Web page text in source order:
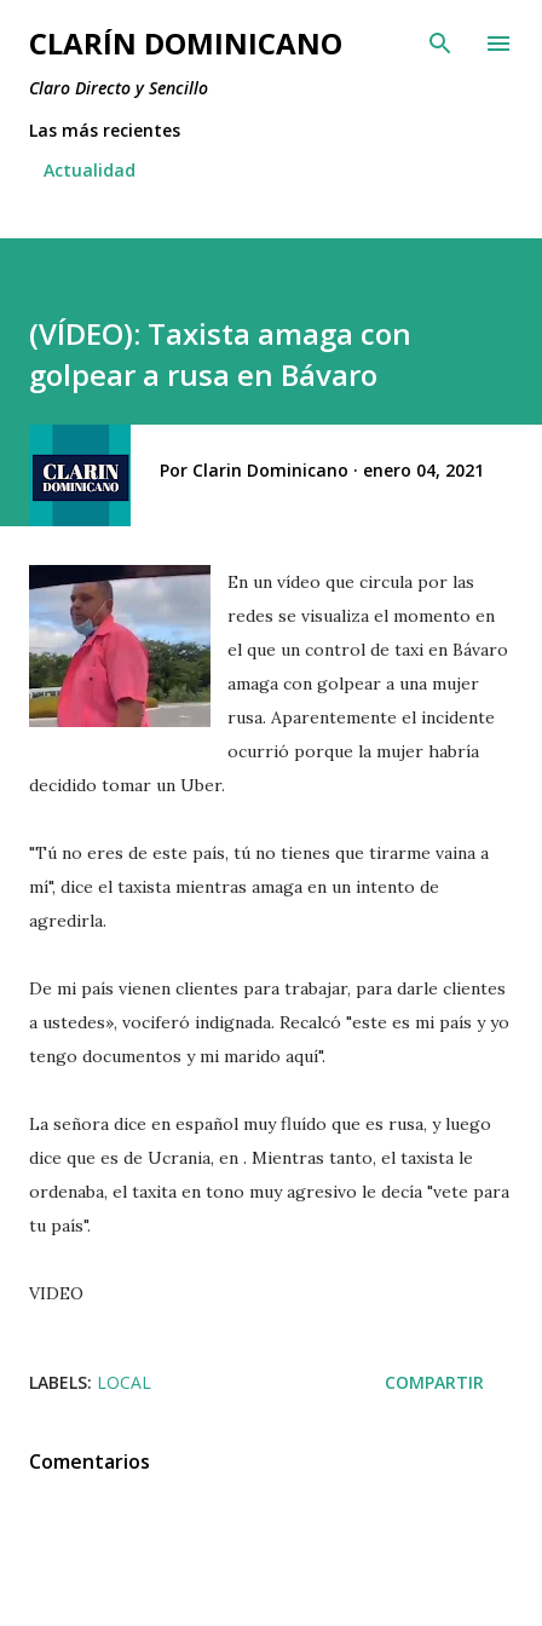
Ir al contenido principal
CLARÍN DOMINICANO
Claro Directo y Sencillo
Las más recientes
Actualidad
(VÍDEO): Taxista amaga con
golpear a rusa en Bávaro
Por Clarin Dominicano enero 04, 2021
En un vídeo que circula por las
redes se visualiza el momento en
el que un control de taxi en Bávaro
amaga con golpear a una mujer
rusa. Aparentemente el incidente
ocurrió porque la mujer habría
decidido tomar un Uber.
"Tú no eres de este país, tú no tienes que tirarme vaina a
mí", dice el taxista mientras amaga en un intento de
agredirla.
De mi país vienen clientes para trabajar, para darle clientes
a ustedes», vociferó indignada. Recalcó "este es mi país y yo
tengo documentos y mi marido aquí".
La señora dice en español muy fluído que es rusa, y luego
dice que es de Ucrania, en . Mientras tanto, el taxista le
ordenaba, el taxita en tono muy agresivo le decía "vete para
tu país".
VIDEO
LABELS: LOCAL COMPARTIR
Comentarios